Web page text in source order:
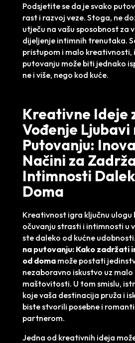
Podsjetite se da je svako
rast i razvoj veze. Stoga, ne
utječu na vašu sposobnost za
dijeljenje intimnih trenutaka.
pristupom i malo kreativnosti,
putovanju može biti jednako
ne i više, nego kod kuće.
Kreativne Ideje
Vođenje Ljubavi
Putovanju:
Načini za
Intimnosti
Doma
Kreativnost igra ključnu ulogu
očuvanju strasti i intimnosti u
ste daleko od kućne udobnosti.
na putovanju: Kako zadržati
od domamože postati
nezaboravno iskustvo uz
maštovitosti. U tom smislu,
koje vaša destinacija pruža i
biste stvorili posebne i
partnerom.
Jedna od kreativnih ideja